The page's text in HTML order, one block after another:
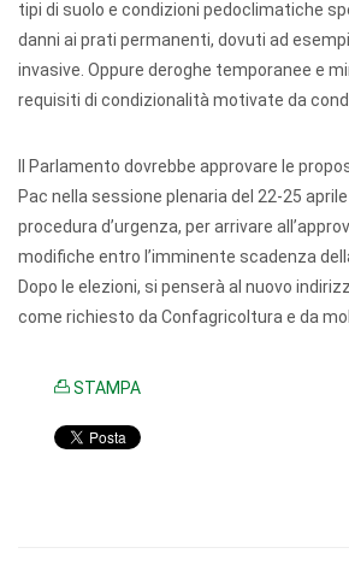
tipi di suolo e condizioni pedoclimatiche
danni ai prati permanenti, dovuti ad
invasive. Oppure deroghe temporanee e
requisiti di condizionalità motivate da
Il Parlamento dovrebbe approvare le
Pac nella sessione plenaria del 22-25
procedura d’urgenza, per arrivare
modifiche entro l’imminente scadenza
Dopo le elezioni, si penserà al nuovo
come richiesto da Confagricoltura e da
STAMPA